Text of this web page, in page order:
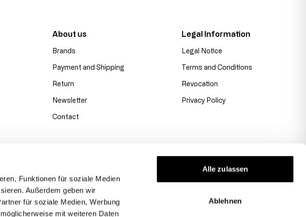
Funktionen für soziale Medien
Außerdem geben wir
für soziale Medien, Werbung
mit weiteren Daten
Alle zulassen
Ablehnen
About us
Brands
Payment and Shipping
Return
Newsletter
Contact
Legal Information
Legal Notice
Terms and Conditions
Revocation
Privacy Policy